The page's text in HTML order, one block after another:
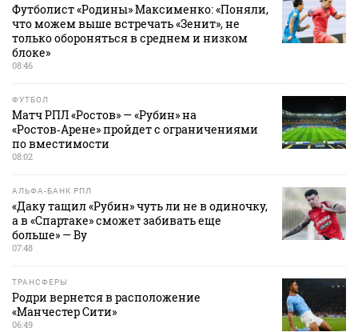
Футболист «Родины» Максименко: «Поняли,
что можем выше встречать «Зенит», не
только обороняться в среднем и низком
блоке»
08:46
ФУТБОЛ
Матч РПЛ «Ростов» — «Рубин» на
«Ростов‑Арене» пройдет с ограничениями
по вместимости
08:02
АЛЬФА-БАНК РПЛ
«Даку тащил «Рубин» чуть ли не в одиночку,
а в «Спартаке» сможет забивать еще
больше» — Ву
07:48
ТРАНСФЕРЫ
Родри вернется в расположение
«Манчестер Сити»
06:49